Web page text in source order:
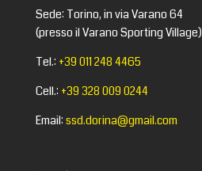
Sede: Torino, in via Varano 64
(presso il Varano Sporting Village)
Tel.: +39 011 248 4465
Cell.: +39 328 009 0244
Email: ssd.dorina@gmail.com